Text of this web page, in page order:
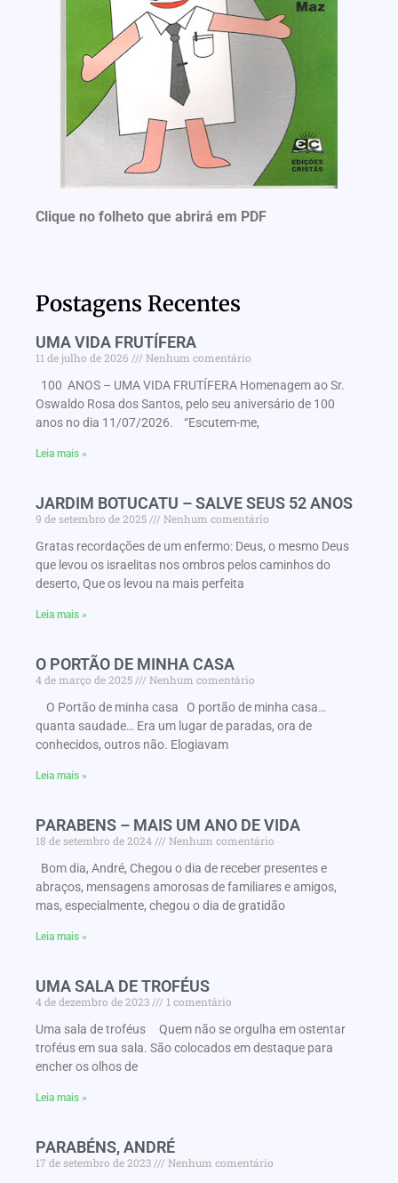
Clique no folheto que abrirá em PDF
Postagens Recentes
UMA VIDA FRUTÍFERA
11 de julho de 2026
Nenhum comentário
100 ANOS – UMA VIDA FRUTÍFERA Homenagem ao Sr.
Oswaldo Rosa dos Santos, pelo seu aniversário de 100
anos no dia 11/07/2026. “Escutem-me,
Leia mais »
JARDIM BOTUCATU – SALVE SEUS 52 ANOS
9 de setembro de 2025
Nenhum comentário
Gratas recordações de um enfermo: Deus, o mesmo Deus
que levou os israelitas nos ombros pelos caminhos do
deserto, Que os levou na mais perfeita
Leia mais »
O PORTÃO DE MINHA CASA
4 de março de 2025
Nenhum comentário
O Portão de minha casa O portão de minha casa…
quanta saudade… Era um lugar de paradas, ora de
conhecidos, outros não. Elogiavam
Leia mais »
PARABENS – MAIS UM ANO DE VIDA
18 de setembro de 2024
Nenhum comentário
Bom dia, André, Chegou o dia de receber presentes e
abraços, mensagens amorosas de familiares e amigos,
mas, especialmente, chegou o dia de gratidão
Leia mais »
UMA SALA DE TROFÉUS
4 de dezembro de 2023
1 comentário
Uma sala de troféus Quem não se orgulha em ostentar
troféus em sua sala. São colocados em destaque para
encher os olhos de
Leia mais »
PARABÉNS, ANDRÉ
17 de setembro de 2023 Nenhum comentário